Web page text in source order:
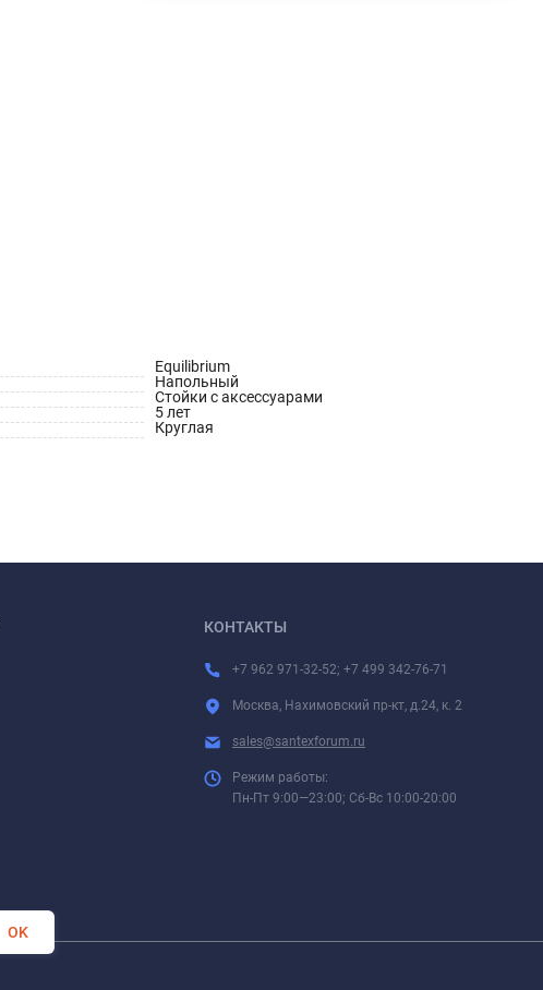
Equilibrium
Напольный
Стойки с аксессуарами
5 лет
Круглая
КОНТАКТЫ
+7 962 971-32-52; +7 499 342-76-71
Москва, Нахимовский пр-кт, д.24, к. 2
sales@santexforum.ru
Режим работы:
Пн-Пт 9:00—23:00; Сб-Вс 10:00-20:00
OK